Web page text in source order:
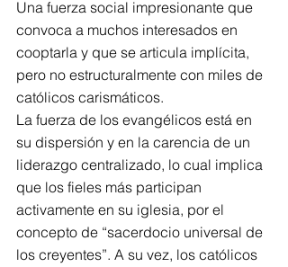
Una fuerza social impresionante que
convoca a muchos interesados en
cooptarla y que se articula implícita,
pero no estructuralmente con miles de
católicos carismáticos.
La fuerza de los evangélicos está en
su dispersión y en la carencia de un
liderazgo centralizado, lo cual implica
que los fieles más participan
activamente en su iglesia, por el
concepto de “sacerdocio universal de
los creyentes”. A su vez, los católicos